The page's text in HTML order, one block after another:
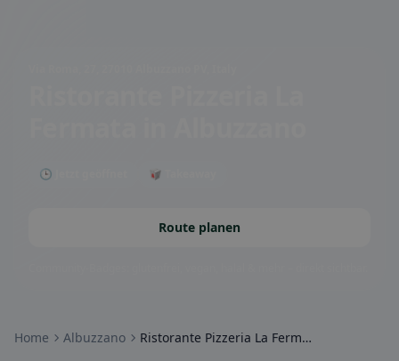
🕒 Jetzt geöffnet 🥡 Takeaway
Route planen
Home Albuzzano Ristorante Pizzeria La Fermata